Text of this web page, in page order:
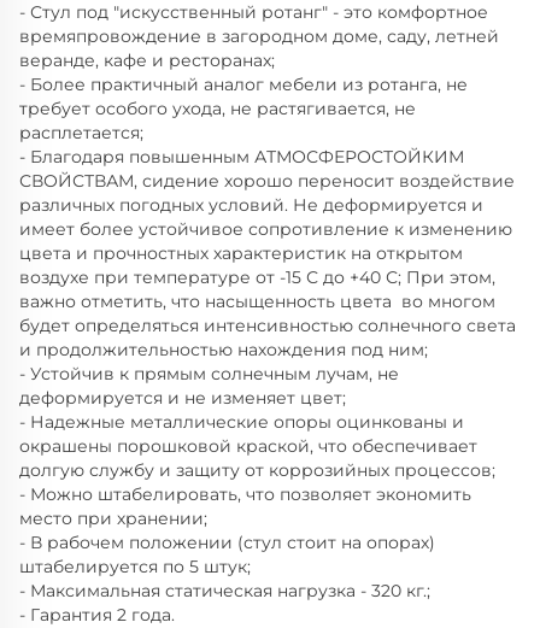
- Стул под "искусственный ротанг" - это комфортное
времяпровождение в загородном доме, саду, летней
веранде, кафе и ресторанах;
- Более практичный аналог мебели из ротанга, не
требует особого ухода, не растягивается, не
расплетается;
- Благодаря повышенным АТМОСФЕРОСТОЙКИМ
СВОЙСТВАМ, сидение хорошо переносит воздействие
различных погодных условий. Не деформируется и
имеет более устойчивое сопротивление к изменению
цвета и прочностных характеристик на открытом
воздухе при температуре от -15 С до +40 С; При этом,
важно отметить, что насыщенность цвета во многом
будет определяться интенсивностью солнечного света
и продолжительностью нахождения под ним;
- Устойчив к прямым солнечным лучам, не
деформируется и не изменяет цвет;
- Надежные металлические опоры оцинкованы и
окрашены порошковой краской, что обеспечивает
долгую службу и защиту от коррозийных процессов;
- Можно штабелировать, что позволяет экономить
место при хранении;
- В рабочем положении (стул стоит на опорах)
штабелируется по 5 штук;
- Максимальная статическая нагрузка - 320 кг.;
- Гарантия 2 года.